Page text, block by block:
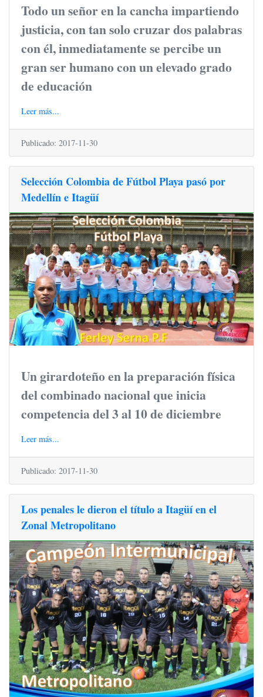
Todo un señor en la cancha impartiendo
justicia, con tan solo cruzar dos palabras
con él, inmediatamente se percibe un
gran ser humano con un elevado grado
de educación
Leer más...
Publicado: 2017-11-30
Selección Colombia de Fútbol Playa pasó por
Medellín e Itagüí
Un girardoteño en la preparación física
del combinado nacional que inicia
competencia del 3 al 10 de diciembre
Leer más...
Publicado: 2017-11-30
Los penales le dieron el título a Itagüí en el
Zonal Metropolitano